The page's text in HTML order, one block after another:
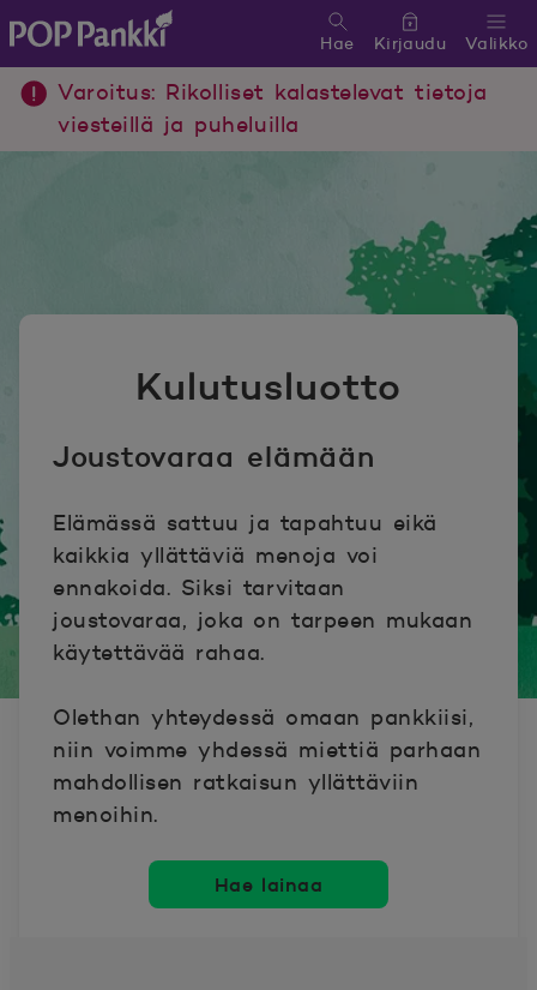
POP Pankki, etusivulle
Valikko
Hae Kirjaudu
Varoitus: Rikolliset kalastelevat tietoja
viesteillä ja puheluilla
Kulutusluotto
Joustovaraa elämään
Elämässä sattuu ja tapahtuu eikä
kaikkia yllättäviä menoja voi
ennakoida. Siksi tarvitaan
joustovaraa, joka on tarpeen mukaan
käytettävää rahaa.
Olethan yhteydessä omaan pankkiisi,
niin voimme yhdessä miettiä parhaan
mahdollisen ratkaisun yllättäviin
menoihin.
Hae lainaa